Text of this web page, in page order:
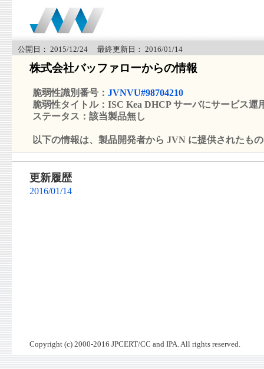
公開日： 2015/12/24 最終更新日： 2016/01/14
株式会社バッファローからの情報
脆弱性識別番号： JVNVU#98704210
脆弱性タイトル：ISC Kea DHCP サーバにサービス運
ステータス：該当製品無し
以下の情報は、製品開発者から JVN に提供されたも
更新履歴
2016/01/14
Copyright (c) 2000-2016 JPCERT/CC and IPA. All rights reserved.